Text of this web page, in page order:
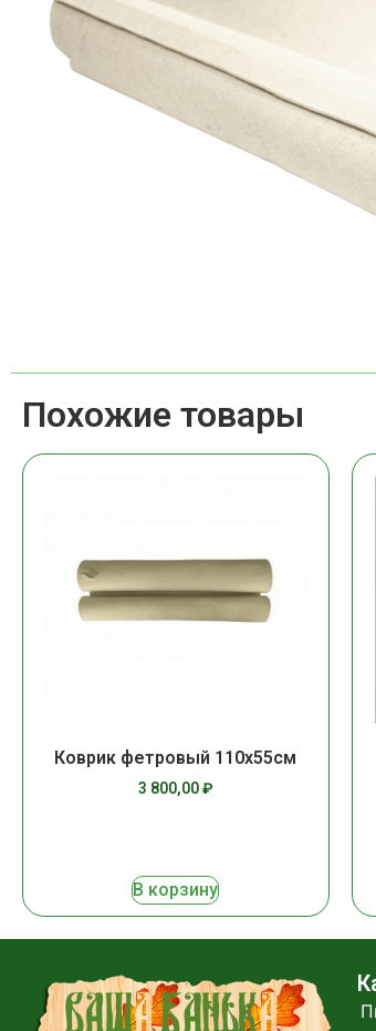
Похожие товары
Коврик фетровый 110х55см
3 800,00₽
В корзину